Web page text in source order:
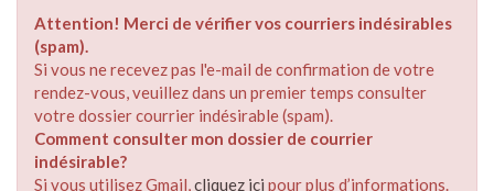
Attention! Merci de vérifier vos courriers indésirables
(spam).
Si vous ne recevez pas l'e-mail de confirmation de votre
rendez-vous, veuillez dans un premier temps consulter
votre dossier courrier indésirable (spam).
Comment consulter mon dossier de courrier
indésirable?
Si vous utilisez Gmail,cliquez ici pour plus d’informations.